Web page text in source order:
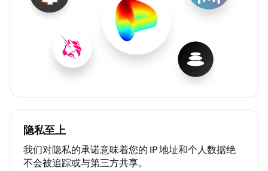
隐私至上
我们对隐私的承诺意味着您的 IP 地址和个人数据绝
不会被追踪或与第三方共享。